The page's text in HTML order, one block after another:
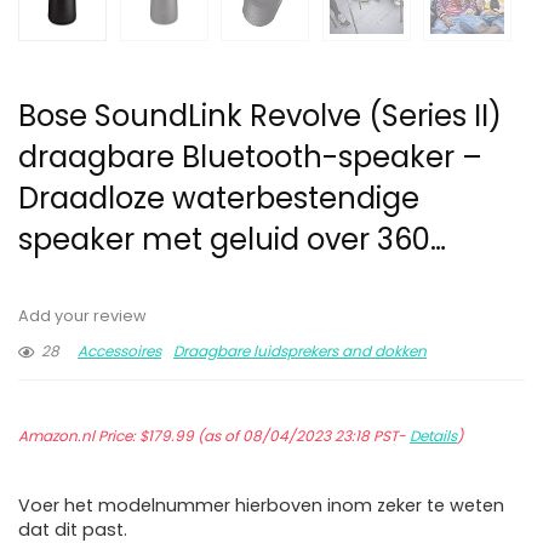
Bose SoundLink Revolve (Series II)
draagbare Bluetooth-speaker –
Draadloze waterbestendige
speaker met geluid over 360…
Add your review
28
Accessoires Draagbare luidsprekers and dokken
Amazon.nl Price:$179.99(as of 08/04/2023 23:18 PST- Details)
Voer het modelnummer hierboven inom zeker te weten
dat dit past.